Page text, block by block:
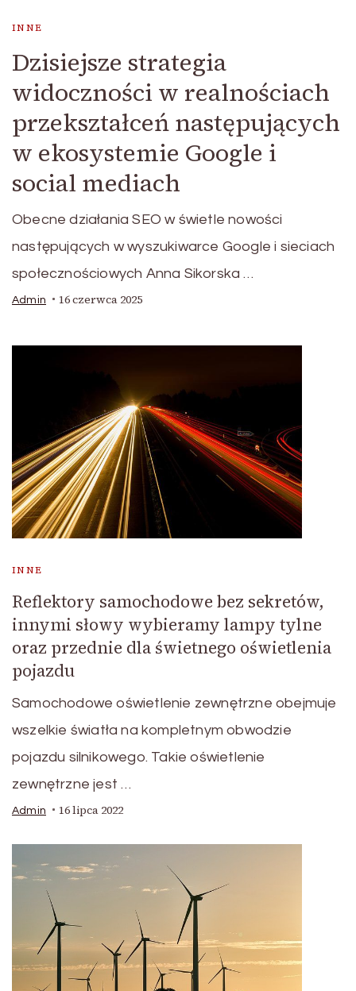
INNE
Dzisiejsze strategia
widoczności w realnościach
przekształceń następujących
w ekosystemie Google i
social mediach
Obecne działania SEO w świetle nowości
następujących w wyszukiwarce Google i sieciach
społecznościowych Anna Sikorska …
Admin 16 czerwca 2025
INNE
Reflektory samochodowe bez sekretów,
innymi słowy wybieramy lampy tylne
oraz przednie dla świetnego oświetlenia
pojazdu
Samochodowe oświetlenie zewnętrzne obejmuje
wszelkie światła na kompletnym obwodzie
pojazdu silnikowego. Takie oświetlenie
zewnętrzne jest …
Admin 16 lipca 2022